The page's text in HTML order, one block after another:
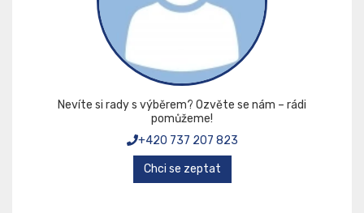
Nevíte si rady s výběrem? Ozvěte se nám – rádi
pomůžeme!
+420 737 207 823
Chci se zeptat